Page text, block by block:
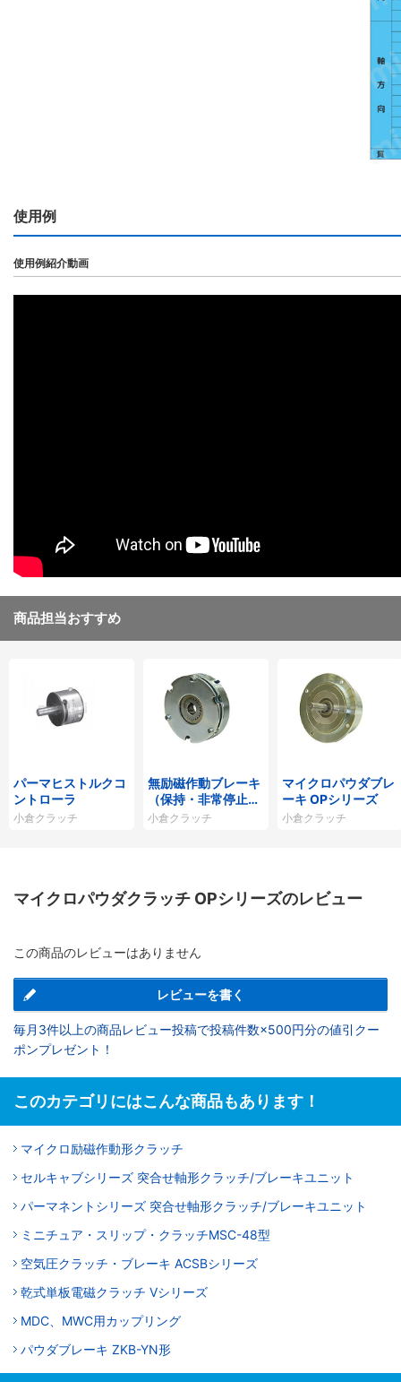
使用例
使用例紹介動画
商品担当おすすめ
パーマヒストルクコ
ントローラ
小倉クラッチ
無励磁作動ブレーキ
（保持・非常停止
用）
小倉クラッチ
マイクロパウダブレ
ーキ OPシリーズ
小倉クラッチ
マイクロパウダクラッチ OPシリーズのレビュー
この商品のレビューはありません
レビューを書く
毎月3件以上の商品レビュー投稿で投稿件数×500円分の値引クー
ポンプレゼント！
このカテゴリにはこんな商品もあります！
マイクロ励磁作動形クラッチ
セルキャブシリーズ 突合せ軸形クラッチ/ブレーキユニット
パーマネントシリーズ 突合せ軸形クラッチ/ブレーキユニット
ミニチュア・スリップ・クラッチMSC-48型
空気圧クラッチ・ブレーキ ACSBシリーズ
乾式単板電磁クラッチ Vシリーズ
MDC、MWC用カップリング
パウダブレーキ ZKB-YN形